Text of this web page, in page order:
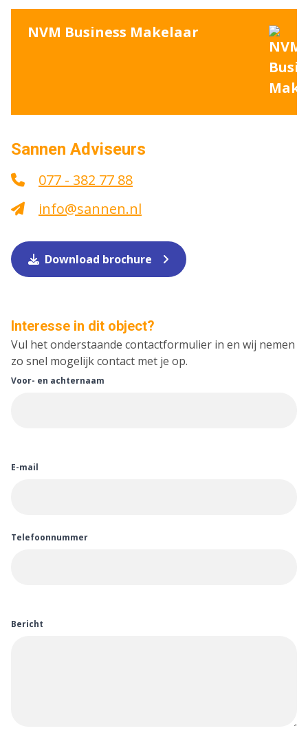
NVM Business Makelaar
Sannen Adviseurs
077 - 382 77 88
info@sannen.nl
Download brochure
Interesse in dit object?
Vul het onderstaande contactformulier in en wij nemen
zo snel mogelijk contact met je op.
Voor- en achternaam
E-mail
Telefoonnummer
Bericht